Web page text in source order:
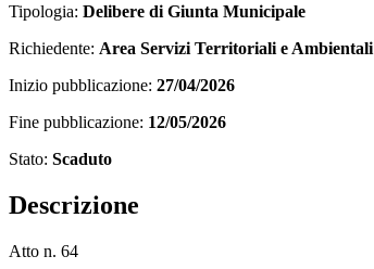
Tipologia: Delibere di Giunta Municipale
Richiedente: Area Servizi Territoriali e Ambientali
Inizio pubblicazione: 27/04/2026
Fine pubblicazione: 12/05/2026
Stato: Scaduto
Descrizione
Atto n. 64